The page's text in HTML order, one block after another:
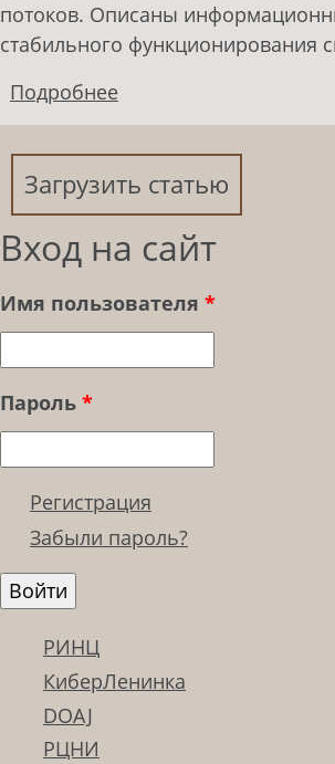
потоков. Описаны
стабильного функционирования
Подробнее
личности
Загрузить статью
Вход на сайт
Имя пользователя *
Пароль *
Регистрация
Забыли пароль?
РИНЦ
КиберЛенинка
DOAJ
РЦНИ